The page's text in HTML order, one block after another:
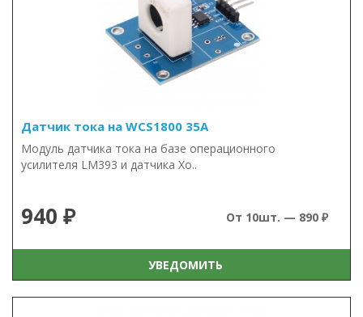
Датчик тока на WCS1800 35А
Модуль датчика тока на базе операционного
усилителя LM393 и датчика Хо..
940 ₽ От 10шт. — 890 ₽
УВЕДОМИТЬ